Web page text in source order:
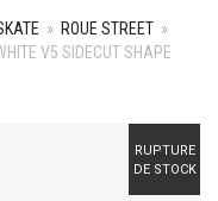
» ROUE STREET »
V5 SIDECUT SHAPE
RUPTURE
DE STOCK